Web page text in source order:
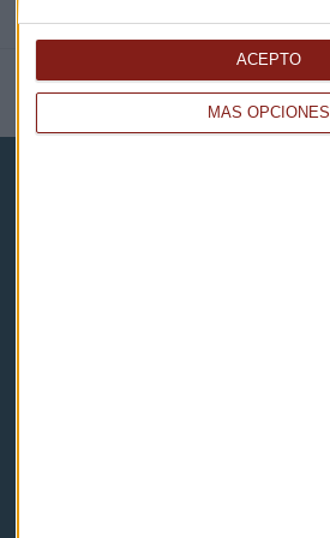
MÁS OPCIONES
ACEPTO
NOTICIAS RELACIONADAS